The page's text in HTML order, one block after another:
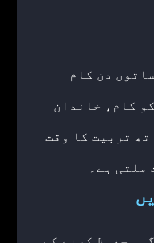
دن کام
کام، خاندان
تربیت کا وقت
ملتی ہے۔